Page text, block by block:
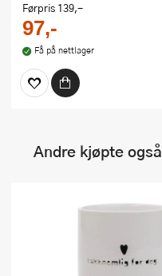
Førpris 139,-
97,-
Få på nettlager
Andre kjøpte også